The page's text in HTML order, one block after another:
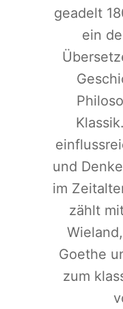
geadelt
ein
und
im
zählt
Goethe
zum